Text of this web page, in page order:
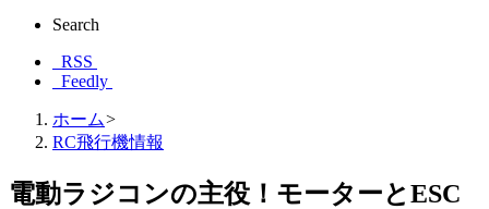
Search
RSS
Feedly
ホーム>
RC飛行機情報
電動ラジコンの主役！モーターとESC